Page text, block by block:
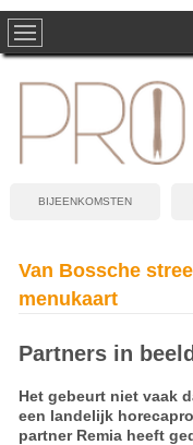
BIJEENKOMSTEN
Van Bossche
menukaart
Partners in beeld
Het gebeurt niet vaak
een landelijk
partner Remia heeft